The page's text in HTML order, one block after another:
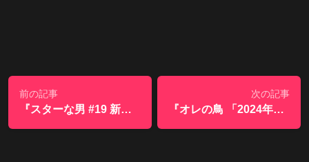
前の記事
『スターな男 #19 新潟県村上市で夏銀河にトライしいい感じに👍』
次の記事
『オレの鳥 「2024年５月10日 栃木県の1400m湿地でコサメビタキ祭り！コサFes.」』